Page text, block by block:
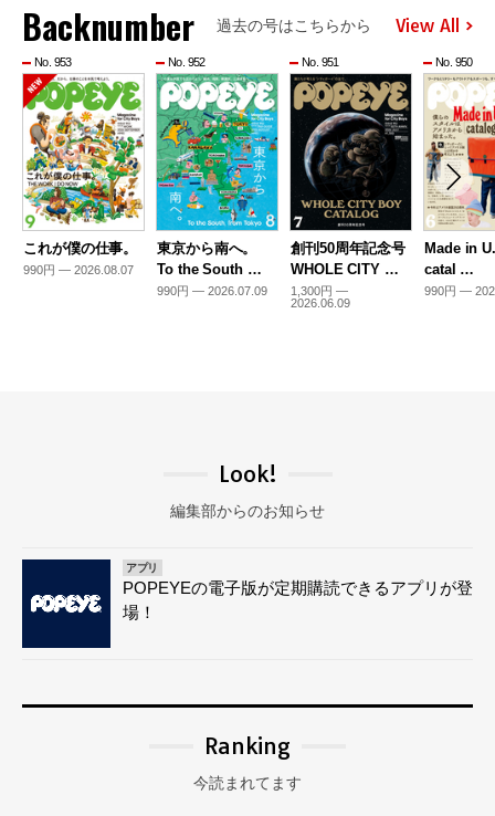
Backnumber 過去の号はこちらから View All
No. 953
これが僕の仕事。
990円 — 2026.08.07
No. 952
東京から南へ。
To the South …
990円 — 2026.07.09
No. 951
創刊50周年記念号
WHOLE CITY …
1,300円 —
2026.06.09
No. 950
Made in
catal …
990円 —
Look!
編集部からのお知らせ
アプリ
POPEYEの電子版が定期購読できるアプリが登
場！
Ranking
今読まれてます